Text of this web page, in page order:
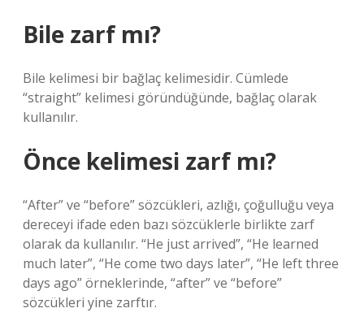
Bile zarf mı?
Bile kelimesi bir bağlaç kelimesidir. Cümlede
“straight” kelimesi göründüğünde, bağlaç olarak
kullanılır.
Önce kelimesi zarf mı?
“After” ve “before” sözcükleri, azlığı, çoğulluğu veya
dereceyi ifade eden bazı sözcüklerle birlikte zarf
olarak da kullanılır. “He just arrived”, “He learned
much later”, “He come two days later”, “He left three
days ago” örneklerinde, “after” ve “before”
sözcükleri yine zarftır.